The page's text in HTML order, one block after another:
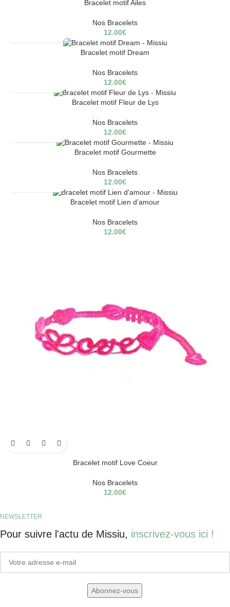
Bracelet motif Ailes
Nos Bracelets
12.00€
Bracelet motif Dream
Nos Bracelets
12.00€
Bracelet motif Fleur de Lys
Nos Bracelets
12.00€
Bracelet motif Gourmette
Nos Bracelets
12.00€
Bracelet motif Lien d’amour
Nos Bracelets
12.00€
Bracelet motif Love Coeur
Nos Bracelets
12.00€
NEWSLETTER
Pour suivre l'actu de Missiu, inscrivez-vous ici !